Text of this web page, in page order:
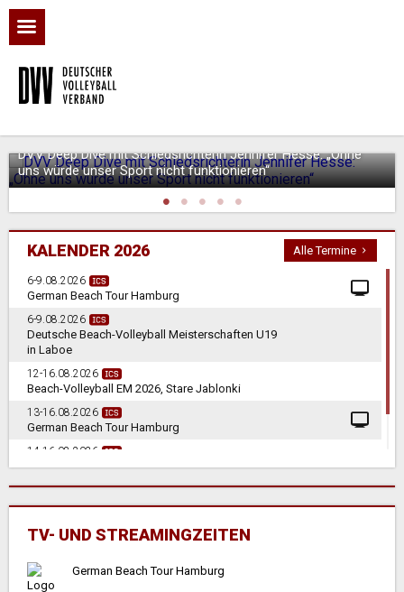
DVV Deep Dive mit Schiedsrichterin Jennifer Hesse: „Ohne
uns würde unser Sport nicht funktionieren“
KALENDER 2026 Alle Termine
6-9.08.2026
German Beach Tour Hamburg
6-9.08.2026
Deutsche Beach-Volleyball Meisterschaften U19
in Laboe
12-16.08.2026
Beach-Volleyball EM 2026, Stare Jablonki
13-16.08.2026
German Beach Tour Hamburg
14-16.08.2026
Deutsche Beach-Volleyball Meisterschaften U16
TV- UND STREAMINGZEITEN
German Beach Tour Hamburg